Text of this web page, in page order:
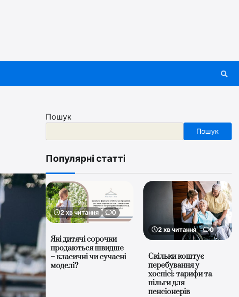
Пошук
Пошук
Популярні статті
2 хв читання 0
Які дитячі сорочки
продаються швидше
– класичні чи сучасні
моделі?
2 хв читання 0
Скільки коштує
перебування у
хоспісі: тарифи та
пільги для
пенсіонерів